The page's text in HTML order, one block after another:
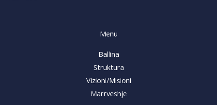
Menu
Ballina
Struktura
Vizioni/Misioni
Marrveshje